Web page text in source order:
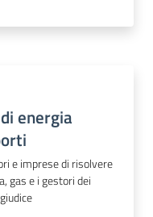
energia
e imprese di risolvere
gas e i gestori dei